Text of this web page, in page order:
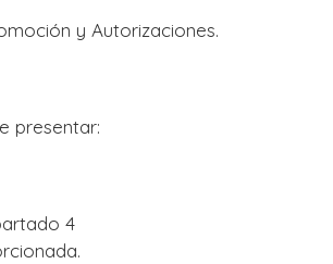
y Autorizaciones.
presentar:
4